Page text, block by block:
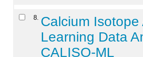
8 Calcium
Learning Data
CALISO-ML